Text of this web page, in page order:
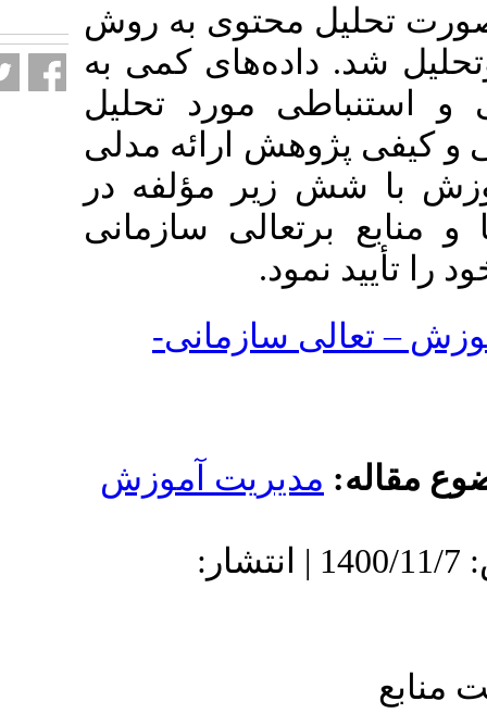
محتوی به روش
داده‌های کمی به
مورد تحلیل
ارائه مدلی
زیر مؤلفه در
سازمانی
سازمانی-
آموزش
دریافت: 1400/6/18 | پذیرش: 1400/11/7 | انتشار: